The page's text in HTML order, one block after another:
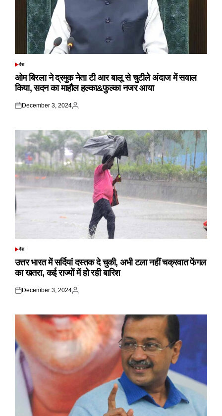
POSTED
देश
ओम बिरला ने द्रमुक नेता टी आर बालू से चुटीले अंदाज में सवाल
किया, सदन का माहौल हल्का&फुल्का नजर आया
Posted
December 3, 2024
Posted
POSTED
देश
उत्तर भारत में सर्दियां दस्तक दे चुकी, अभी टला नहीं चक्रवात फेंगल
का खतरा, कई राज्यों में हो रही बारिश
Posted
December 3, 2024
Posted